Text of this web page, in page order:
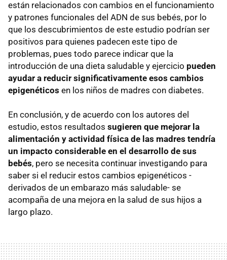
están relacionados con cambios en el funcionamiento
y patrones funcionales del ADN de sus bebés, por lo
que los descubrimientos de este estudio podrían ser
positivos para quienes padecen este tipo de
problemas, pues todo parece indicar que la
introducción de una dieta saludable y ejercicio pueden
ayudar a reducir significativamente esos cambios
epigenéticos en los niños de madres con diabetes.
En conclusión, y de acuerdo con los autores del
estudio, estos resultados sugieren que mejorar la
alimentación y actividad física de las madres tendría
un impacto considerable en el desarrollo de sus
bebés, pero se necesita continuar investigando para
saber si el reducir estos cambios epigenéticos -
derivados de un embarazo más saludable- se
acompaña de una mejora en la salud de sus hijos a
largo plazo.